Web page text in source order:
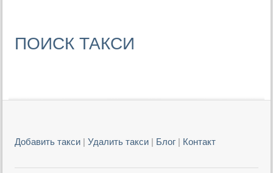
ПОИСК ТАКСИ
Добавить такси | Удалить такси | Блог | Контакт